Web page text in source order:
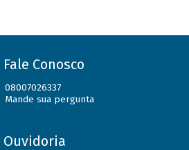
Fale Conosco
08007026337
Mande sua pergunta
Ouvidoria